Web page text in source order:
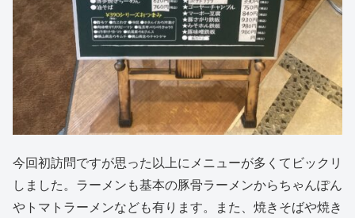
今回初訪問ですが思った以上にメニューが多くてビックリ
しました。ラーメンも基本の豚骨ラーメンからちゃんぽん
やトマトラーメンなども有ります。また、焼きそばや焼き